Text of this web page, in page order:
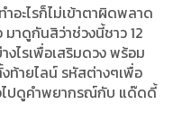
อะไรก็ไม่เข้าตาผิดพลาด
มาดูกันสิว่าช่วงนี้ชาว 12
งไรเพื่อเสริมดวง พร้อม
ท้ายไลน์ รหัสต่างๆเพื่อ
ไปดูคำพยากรณ์กับ แด๊ดดี้